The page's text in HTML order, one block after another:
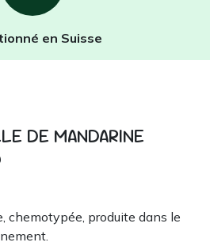
en Suisse
DE MANDARINE
chemotypée, produite dans le